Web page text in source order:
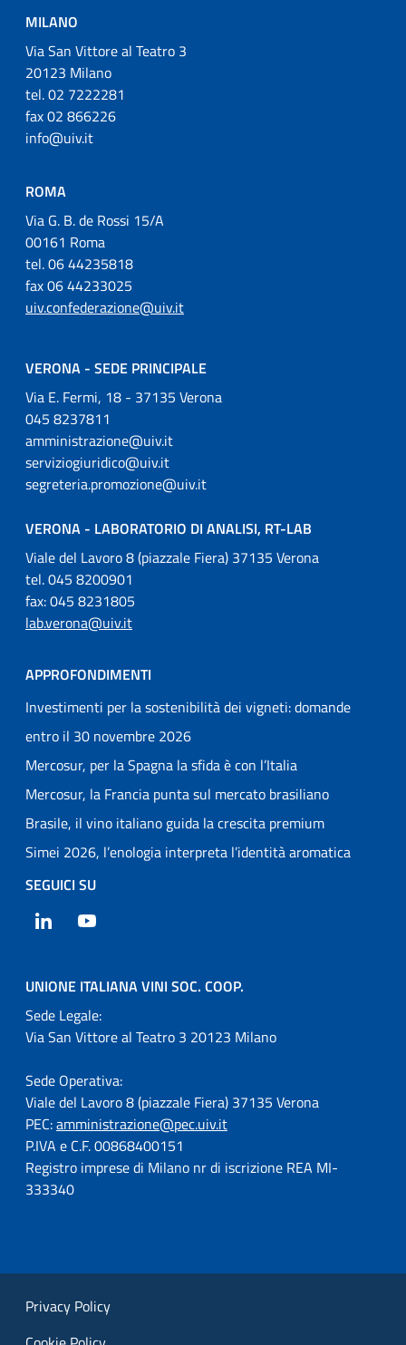
MILANO
Via San Vittore al Teatro 3
20123 Milano
tel. 02 7222281
fax 02 866226
info@uiv.it
ROMA
Via G. B. de Rossi 15/A
00161 Roma
tel. 06 44235818
fax 06 44233025
uiv.confederazione@uiv.it
VERONA - SEDE PRINCIPALE
Via E. Fermi, 18 - 37135 Verona
045 8237811
amministrazione@uiv.it
serviziogiuridico@uiv.it
segreteria.promozione@uiv.it
VERONA - LABORATORIO DI ANALISI, RT-LAB
Viale del Lavoro 8 (piazzale Fiera) 37135 Verona
tel. 045 8200901
fax: 045 8231805
lab.verona@uiv.it
APPROFONDIMENTI
Investimenti per la sostenibilità dei vigneti: domande
entro il 30 novembre 2026
Mercosur, per la Spagna la sfida è con l’Italia
Mercosur, la Francia punta sul mercato brasiliano
Brasile, il vino italiano guida la crescita premium
Simei 2026, l’enologia interpreta l’identità aromatica
SEGUICI SU
LinkedIn
UNIONE ITALIANA VINI SOC. COOP.
Sede Legale:
Via San Vittore al Teatro 3 20123 Milano
Sede Operativa:
Viale del Lavoro 8 (piazzale Fiera) 37135 Verona
PEC:amministrazione@pec.uiv.it
P.IVA e C.F. 00868400151
Registro imprese di Milano nr di iscrizione REA MI-
333340
Privacy Policy